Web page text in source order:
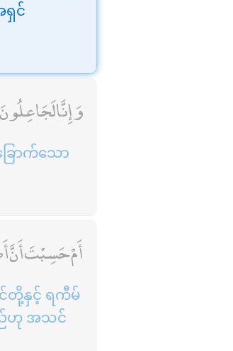
ရှင်
وَإِنَّا
ောက်သော
أَمْ حَسِبْتَ أَنَّ
တို့နှင့် ရကီမ်
ည်ဟု အသင်